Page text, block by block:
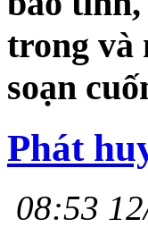
trong và
soạn
Phát
08:53